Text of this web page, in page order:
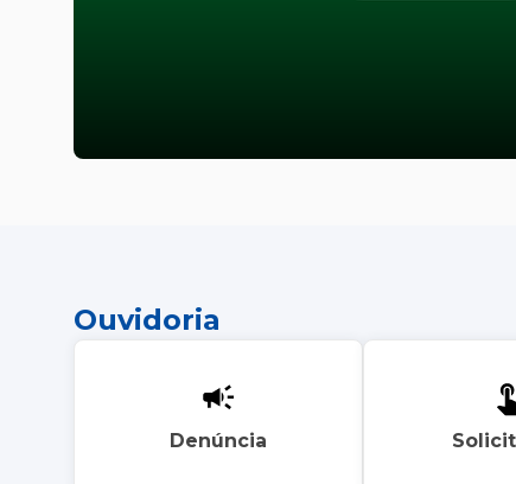
Ouvidoria
Denúncia